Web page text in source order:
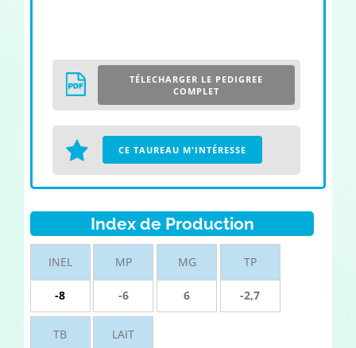
TÉLECHARGER LE PEDIGREE
COMPLET
CE TAUREAU M'INTÉRESSE
Index de Production
INEL
-8
MP
-6
MG
6
TP
-2,7
TB LAIT